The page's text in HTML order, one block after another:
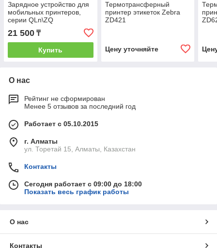
Зарядное устройство для
мобильных принтеров,
серии QLn\ZQ
21 500 ₸
Купить
Термотрансферный
принтер этикеток Zebra
ZD421
Цену уточняйте
О нас
Рейтинг не сформирован
Менее 5 отзывов за последний год
Работает с 05.10.2015
г. Алматы
ул. Торетай 15, Алматы, Казахстан
Контакты
Сегодня работает с 09:00 до 18:00
Показать весь график работы
О нас
Контакты